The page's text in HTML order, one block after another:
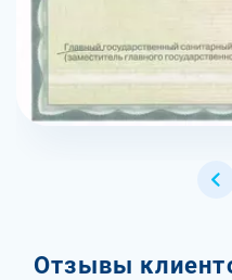
Отзывы